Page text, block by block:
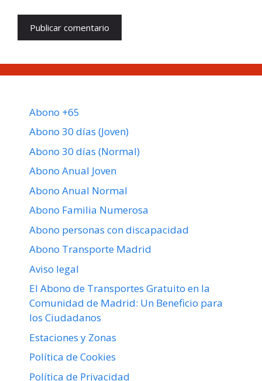
Abono +65
Abono 30 días (Joven)
Abono 30 días (Normal)
Abono Anual Joven
Abono Anual Normal
Abono Familia Numerosa
Abono personas con discapacidad
Abono Transporte Madrid
Aviso legal
El Abono de Transportes Gratuito en la
Comunidad de Madrid: Un Beneficio para
los Ciudadanos
Estaciones y Zonas
Política de Cookies
Política de Privacidad